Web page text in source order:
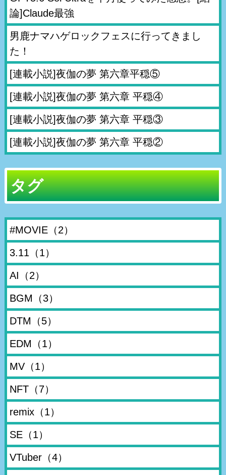
論]Claude最強
男鹿ナマハゲロックフェスに行ってきまし
た！
[連載小説]夜伽の夢 第六章平穏⑤
[連載小説]夜伽の夢 第六章 平穏④
[連載小説]夜伽の夢 第六章 平穏③
[連載小説]夜伽の夢 第六章 平穏②
タグ
#MOVIE（2）
3.11 （1）
AI （2）
BGM （3）
DTM （5）
EDM （1）
MV（1）
NFT（7）
remix（1）
SE（1）
VTuber（4）